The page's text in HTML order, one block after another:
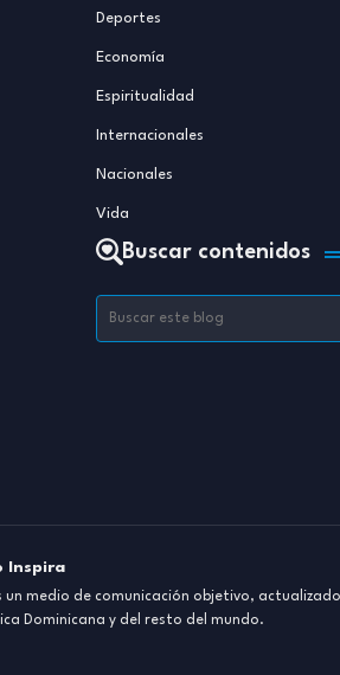
Deportes
Economía
Espiritualidad
Internacionales
Nacionales
Vida
Buscar contenidos
Inspira
un medio de comunicación objetivo,
Dominicana y del resto del mundo.